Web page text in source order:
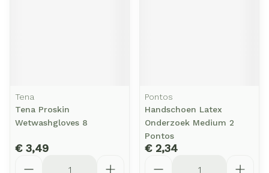
Tena
Tena Proskin
Wetwashgloves 8
€ 3,49
Pontos
Handschoen Latex
Onderzoek Medium 2
Pontos
€ 2,34